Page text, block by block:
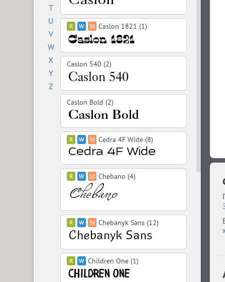
T
U
V
W
X
Y
Z
Caslon 1821 (1)
Caslon 540 (2)
Caslon Bold (2)
Cedra 4F Wide (8)
Chebano (4)
Chebanyk Sans (12)
Children One (1)